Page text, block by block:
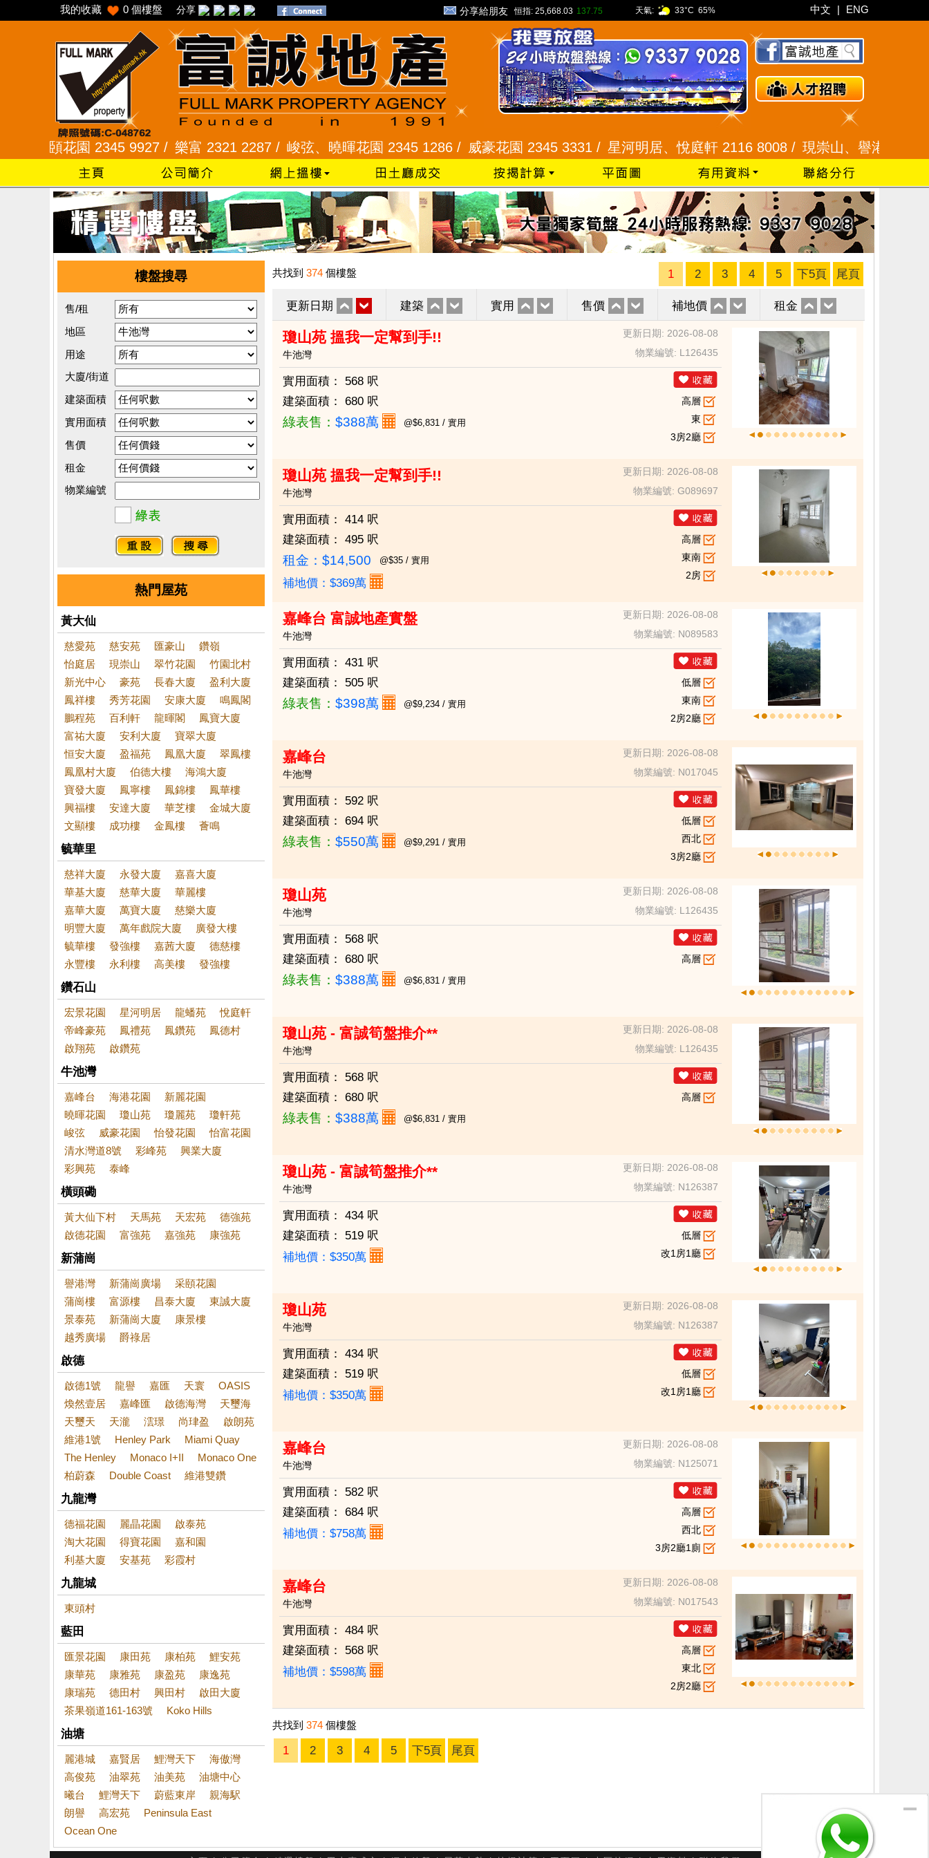
我的收藏 0 個樓盤 分享 分享給朋友 恒指: 25,668.03 137.75 天氣: 33°C 65% 中文 | ENG
頣花園 2345 9927 / 樂富 2321 2287 / 峻弦、曉暉花園 2345 1286 / 威豪花園 2345 3331 / 星河明居、悅庭軒 2116 8008 / 現崇山、譽港灣 2345
樓盤搜尋
售/租
地區
用途
大廈/街道
建築面積
實用面積
售價
租金
物業編號
熱門屋苑
黃大仙
慈愛苑 慈安苑 匯豪山
鑽嶺
怡庭居
現崇山 翠竹花園
竹園北村
新光中心
豪苑 長春大廈
盈利大廈
鳳祥樓
秀芳花園 安康大廈
鳴鳳閣
鵬程苑
百利軒 龍暉閣
鳳寶大廈
富祐大廈
安利大廈
寶翠大廈
恒安大廈
盈福苑 鳳凰大廈
翠鳳樓
鳳凰村大廈
伯德大樓
海鴻大廈
寶發大廈
鳳寧樓 鳳錦樓
鳳華樓
興福樓
安達大廈 華芝樓
金城大廈
文顯樓
成功樓 金鳳樓 薈鳴
毓華里
慈祥大廈 永發大廈
嘉喜大廈
華基大廈
慈華大廈
華麗樓
嘉華大廈
萬寶大廈
慈樂大廈
明豐大廈
萬年戲院大廈
廣發大樓
毓華樓
發強樓 嘉茜大廈
德慈樓
永豐樓
永利樓 高美樓 發強樓
鑽石山
宏景花園 星河明居 龍蟠苑
悅庭軒
帝峰豪苑
鳳禮苑 鳳鑽苑
鳳德村
啟翔苑
啟鑽苑
牛池灣
嘉峰台 海港花園
新麗花園
曉暉花園
瓊山苑 瓊麗苑
瓊軒苑
峻弦
威豪花園 怡發花園
怡富花園
清水灣道8號
彩峰苑
興業大廈
彩興苑
泰峰
橫頭磡
黃大仙下村 天馬苑 天宏苑
德強苑
啟德花園
富強苑 嘉強苑 康強苑
新蒲崗
譽港灣 新蒲崗廣場
采頤花園
蒲崗樓
富源樓 昌泰大廈
東誠大廈
景泰苑
新蒲崗大廈
康景樓
越秀廣場
爵祿居
啟德
啟德1號 龍譽 嘉匯 天寰
OASIS
煥然壹居
嘉峰匯 啟德海灣
天璽海
天璽天
天瀧 澐璟 尚珒盈
啟朗苑
維港1號
Henley Park
Miami Quay
The Henley
Monaco I+II
Monaco One
柏蔚森
Double Coast 維港雙鑽
九龍灣
德福花園 麗晶花園
啟泰苑
淘大花園
得寶花園
嘉和園
利基大廈
安基苑 彩霞村
九龍城
東頭村
藍田
匯景花園 康田苑 康柏苑
鯉安苑
康華苑
康雅苑 康盈苑
康逸苑
康瑞苑
德田村 興田村
啟田大廈
茶果嶺道161-163號
Koko Hills
油塘
麗港城 嘉賢居 鯉灣天下
海傲灣
高俊苑
油翠苑 油美苑
油塘中心
曦台
鯉灣天下 蔚藍東岸
親海駅
朗譽
高宏苑
Peninsula East
Ocean One
共找到 374 個樓盤 1 2 3 4 5 下5頁 尾頁
更新日期 建築 實用 售價 補地價 租金
瓊山苑 搵我一定幫到手!!
更新日期: 2026-08-08
牛池灣
物業編號: L126435
實用面積：
568 呎
建築面積：
680 呎
綠表售： $388萬 @$6,831 / 實用
高層
東
3房2廳
瓊山苑 搵我一定幫到手!!
更新日期: 2026-08-08
牛池灣
物業編號: G089697
實用面積：
414 呎
建築面積：
495 呎
租金：$14,500 @$35 / 實用
補地價：$369萬
高層
東南
2房
嘉峰台 富誠地產實盤
更新日期: 2026-08-08
牛池灣
物業編號: N089583
實用面積：
431 呎
建築面積：
505 呎
綠表售： $398萬 @$9,234 / 實用
低層
東南
2房2廳
嘉峰台
更新日期: 2026-08-08
牛池灣
物業編號: N017045
實用面積：
592 呎
建築面積：
694 呎
綠表售： $550萬 @$9,291 / 實用
低層
西北
3房2廳
瓊山苑
更新日期: 2026-08-08
牛池灣
物業編號: L126435
實用面積：
568 呎
建築面積：
680 呎
綠表售： $388萬 @$6,831 / 實用
高層
瓊山苑 - 富誠筍盤推介**
更新日期: 2026-08-08
牛池灣
物業編號: L126435
實用面積：
568 呎
建築面積：
680 呎
綠表售： $388萬 @$6,831 / 實用
高層
瓊山苑 - 富誠筍盤推介**
更新日期: 2026-08-08
牛池灣
物業編號: N126387
實用面積：
434 呎
建築面積：
519 呎
補地價：$350萬
低層
改1房1廳
瓊山苑
更新日期: 2026-08-08
牛池灣
物業編號: N126387
實用面積：
434 呎
建築面積：
519 呎
補地價：$350萬
低層
改1房1廳
嘉峰台
更新日期: 2026-08-08
牛池灣
物業編號: N125071
實用面積：
582 呎
建築面積：
684 呎
補地價：$758萬
高層
西北
3房2廳1廁
嘉峰台
更新日期: 2026-08-08
牛池灣
物業編號: N017543
實用面積：
484 呎
建築面積：
568 呎
補地價：$598萬
高層
東北
2房2廳
共找到 374 個樓盤
1 2 3 4 5 下5頁 尾頁